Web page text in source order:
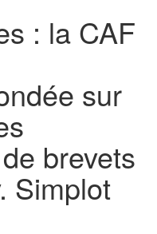
: la CAF
sur
brevets
Simplot